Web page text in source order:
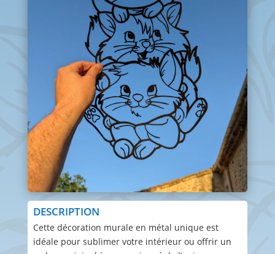
DESCRIPTION
Cette décoration murale en métal unique est
idéale pour sublimer votre intérieur ou offrir un